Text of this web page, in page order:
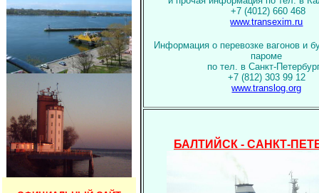
+7 (4012) 660 468
www.transexim.ru
Информация о перевозке вагонов и
пароме
по тел. в Санкт-
+7 (812) 303 99 12
www.translog.org
БАЛТИЙСК - САНКТ-